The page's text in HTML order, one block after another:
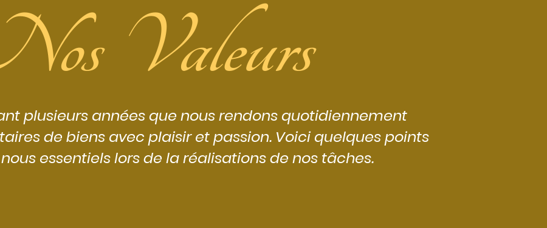
plusieurs années que nous rendons quotidiennement
de biens avec plaisir et passion. Voici quelques points
essentiels lors de la réalisations de nos tâches.
Valeurs